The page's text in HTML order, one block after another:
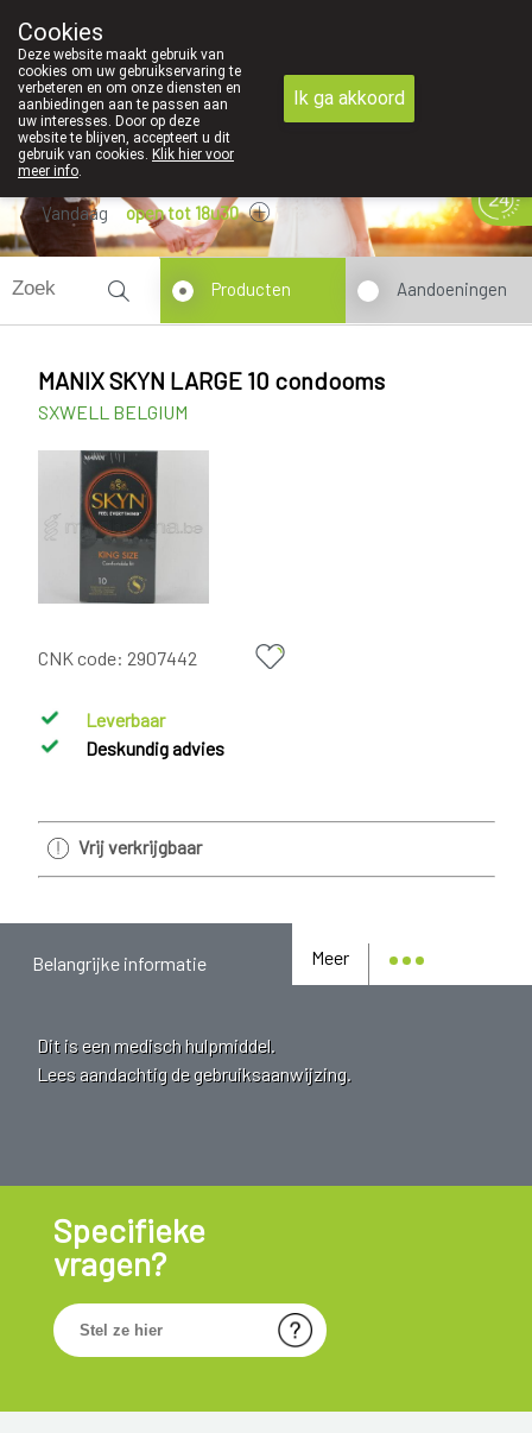
Vandaag open tot 18u30
Producten Aandoeningen
MANIX SKYN LARGE 10 condooms
SXWELL BELGIUM
CNK code: 2907442
Leverbaar
Deskundig advies
Vrij verkrijgbaar
Meer
Belangrijke informatie
Dit is een medisch hulpmiddel.
Lees aandachtig de gebruiksaanwijzing.
Specifieke
vragen?
Cookies
Deze website maakt gebruik van
cookies om uw gebruikservaring te
verbeteren en om onze diensten en
aanbiedingen aan te passen aan
uw interesses. Door op deze
website te blijven, accepteert u dit
gebruik van cookies. Klik hier voor
meer info.
Ik ga akkoord